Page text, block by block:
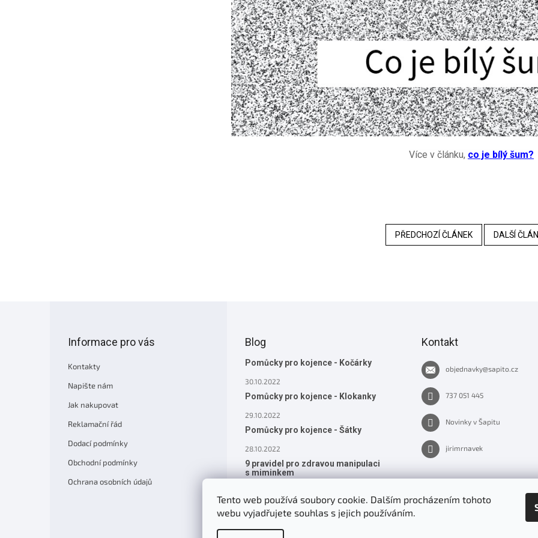
Tento web používá soubory cookie. Dalším procházením tohoto
webu vyjadřujete souhlas s jejich používáním.
Více v článku, co je bílý šum?
PŘEDCHOZÍ ČLÁNEK DALŠÍ
Informace pro vás
Kontakty
Napište nám
Jak nakupovat
Reklamační řád
Dodací podmínky
Obchodní podmínky
Ochrana osobních údajů
Blog
Pomůcky pro kojence - Kočárky
30.10.2022
Pomůcky pro kojence - Klokanky
29.10.2022
Pomůcky pro kojence - Šátky
28.10.2022
9 pravidel pro zdravou manipulaci
s miminkem
ARCHIV
Kontakt
objednavky@sapito.cz
737 051 445
Novinky v Šapitu
jirimrnavek